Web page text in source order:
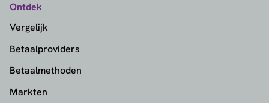
Ontdek
Vergelijk
Betaalproviders
Betaalmethoden
Markten